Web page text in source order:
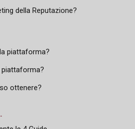
della Reputazione?
piattaforma?
ottenere?